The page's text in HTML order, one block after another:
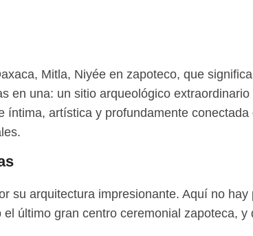
Mitla, Niyée en zapoteco, que
en una: un sitio arqueológico
íntima, artística y profundamente
su arquitectura impresionante. Aquí no
último gran centro ceremonial zapoteca,